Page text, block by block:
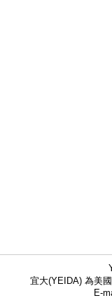
宜大(YEIDA) 為美
E-